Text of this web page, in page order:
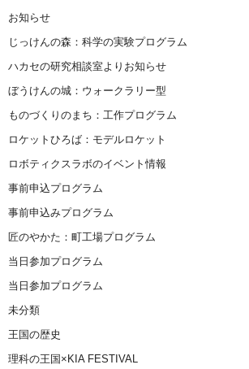
お知らせ
じっけんの森：科学の実験プログラム
ハカセの研究相談室よりお知らせ
ぼうけんの城：ウォークラリー型
ものづくりのまち：工作プログラム
ロケットひろば：モデルロケット
ロボティクスラボのイベント情報
事前申込プログラム
事前申込みプログラム
匠のやかた：町工場プログラム
当日参加プログラム
当日参加プログラム
未分類
王国の歴史
理科の王国×KIA FESTIVAL